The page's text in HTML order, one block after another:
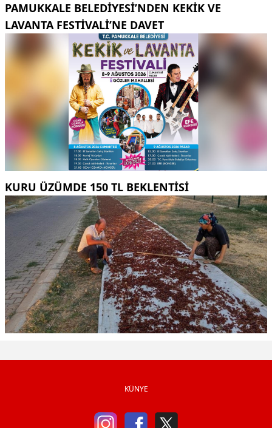
PAMUKKALE BELEDIYESI’NDEN KEKIK VE
LAVANTA FESTIVALI’NE DAVET
KURU ÜZÜMDE 150 TL BEKLENTISI
KÜNYE